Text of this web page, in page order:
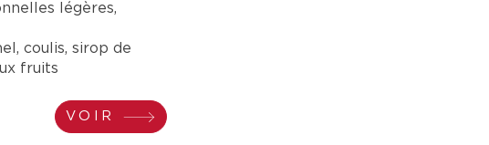
légères,
coulis, sirop de
fruits
VOIR